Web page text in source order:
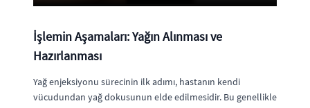
İşlemin Aşamaları: Yağın Alınması ve
Hazırlanması
Yağ enjeksiyonu sürecinin ilk adımı, hastanın kendi
vücudundan yağ dokusunun elde edilmesidir. Bu genellikle